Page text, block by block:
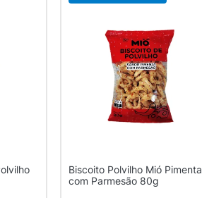
Biscoito Polvilho Mió Pimenta
com Parmesão 80g